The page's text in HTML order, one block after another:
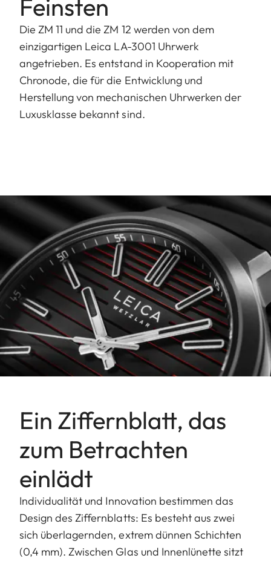
Feinsten
Die ZM 11 und die ZM 12 werden von dem
einzigartigen Leica LA-3001 Uhrwerk
angetrieben. Es entstand in Kooperation mit
Chronode, die für die Entwicklung und
Herstellung von mechanischen Uhrwerken der
Luxusklasse bekannt sind.
Ein Ziffernblatt, das
zum Betrachten
einlädt
Individualität und Innovation bestimmen das
Design des Ziffernblatts: Es besteht aus zwei
sich überlagernden, extrem dünnen Schichten
(0,4 mm). Zwischen Glas und Innenlünette sitzt